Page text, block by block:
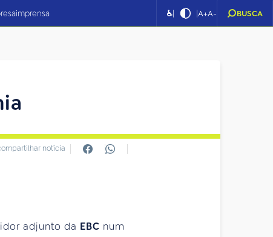
imprensa ♿| |A+A- BUSCA
notícia
adjunto da EBC num